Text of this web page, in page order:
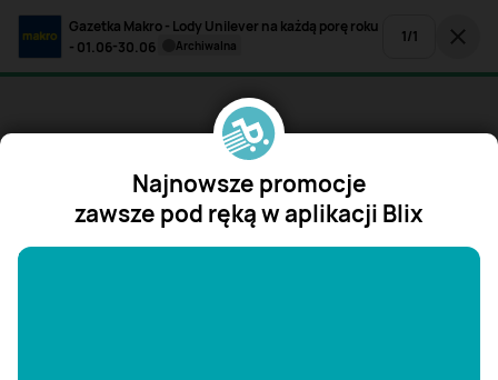
Gazetka Makro - Lody Unilever na każdą porę roku
- 01.06-30.06
archiwalna 1/1
Najnowsze promocje
zawsze pod ręką w aplikacji Blix
"/>